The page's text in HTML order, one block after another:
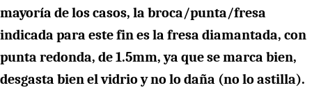
mayoría de los casos, la broca/punta/fresa
indicada para este fin es la fresa diamantada, con
punta redonda, de 1.5mm, ya que se marca bien,
desgasta bien el vidrio y no lo daña (no lo astilla).